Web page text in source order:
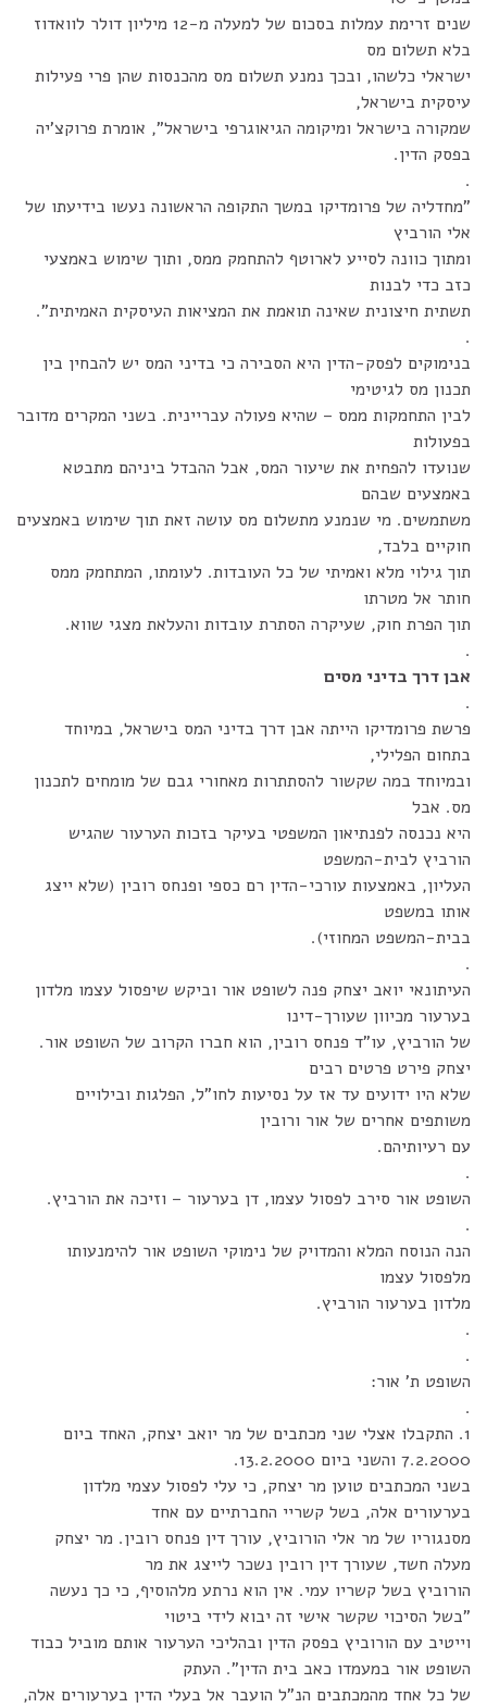
שנים זרימת עמלות בסכום של למעלה מ-12 מיליון דולר לוואדוז
בלא תשלום מס
ישראלי כלשהו, ובכך נמנע תשלום מס מהכנסות שהן פרי פעילות
עיסקית בישראל,
שמקורה בישראל ומיקומה הגיאוגרפי בישראל", אומרת פרוקצ'יה
בפסק הדין.
.
"מחדליה של פרומדיקו במשך התקופה הראשונה נעשו בידיעתו של
אלי הורביץ
ומתוך כוונה לסייע לארוטף להתחמק ממס, ותוך שימוש באמצעי
כזב כדי לבנות
תשתית חיצונית שאינה תואמת את המציאות העיסקית האמיתית".
.
בנימוקים לפסק-הדין היא הסבירה כי בדיני המס יש להבחין בין
תכנון מס לגיטימי
לבין התחמקות ממס – שהיא פעולה עבריינית. בשני המקרים מדובר
בפעולות
שנועדו להפחית את שיעור המס, אבל ההבדל ביניהם מתבטא
באמצעים שבהם
משתמשים. מי שנמנע מתשלום מס עושה זאת תוך שימוש באמצעים
חוקיים בלבד,
תוך גילוי מלא ואמיתי של כל העובדות. לעומתו, המתחמק ממס
חותר אל מטרתו
תוך הפרת חוק, שעיקרה הסתרת עובדות והעלאת מצגי שווא.
.
אבן דרך בדיני מסים
.
פרשת פרומדיקו הייתה אבן דרך בדיני המס בישראל, במיוחד
בתחום הפלילי,
ובמיוחד במה שקשור להסתתרות מאחורי גבם של מומחים לתכנון
מס. אבל
היא נכנסה לפנתיאון המשפטי בעיקר בזכות הערעור שהגיש
הורביץ לבית-המשפט
העליון, באמצעות עורכי-הדין רם כספי ופנחס רובין (שלא ייצג
אותו במשפט
בבית-המשפט המחוזי).
.
העיתונאי יואב יצחק פנה לשופט אור וביקש שיפסול עצמו מלדון
בערעור מכיוון שעורך-דינו
של הורביץ, עו"ד פנחס רובין, הוא חברו הקרוב של השופט אור.
יצחק פירט פרטים רבים
שלא היו ידועים עד אז על נסיעות לחו"ל, הפלגות ובילויים
משותפים אחרים של אור ורובין
עם רעיותיהם.
.
השופט אור סירב לפסול עצמו, דן בערעור – וזיכה את הורביץ.
.
הנה הנוסח המלא והמדויק של נימוקי השופט אור להימנעותו
מלפסול עצמו
מלדון בערעור הורביץ.
.
.
השופט ת' אור:
.
1. התקבלו אצלי שני מכתבים של מר יואב יצחק, האחד ביום
7.2.2000 והשני ביום 13.2.2000.
בשני המכתבים טוען מר יצחק, כי עלי לפסול עצמי מלדון
בערעורים אלה, בשל קשריי החברתיים עם אחד
מסנגוריו של מר אלי הורוביץ, עורך דין פנחס רובין. מר יצחק
מעלה חשד, שעורך דין רובין נשכר לייצג את מר
הורוביץ בשל קשריו עמי. אין הוא נרתע מלהוסיף, כי כך נעשה
"בשל הסיכוי שקשר אישי זה יבוא לידי ביטוי
וייטיב עם הורוביץ בפסק הדין ובהליכי הערעור אותם מוביל כבוד
השופט אור במעמדו כאב בית הדין". העתק
של כל אחד מהמכתבים הנ"ל הועבר אל בעלי הדין בערעורים אלה,